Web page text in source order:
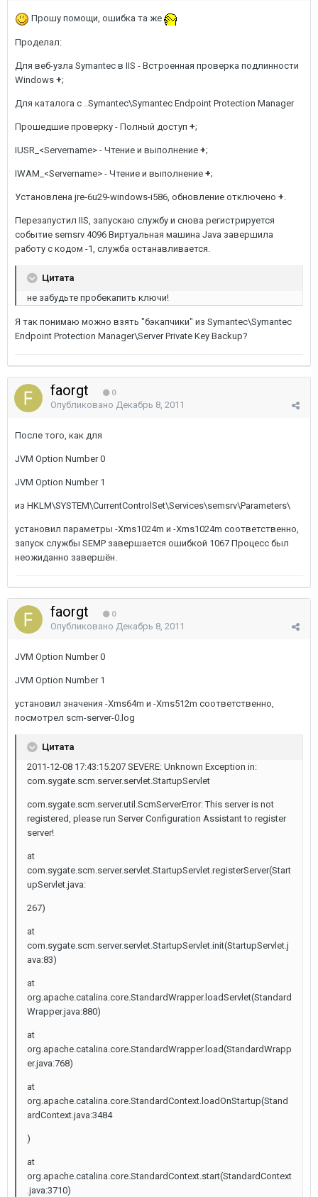
Прошу помощи, ошибка та же
Проделал:
Для веб-узла Symantec в IIS - Встроенная проверка подлинности
Windows +;
Для каталога с ..Symantec\Symantec Endpoint Protection Manager
Прошедшие проверку - Полный доступ +;
IUSR_<Servername> - Чтение и выполнение +;
IWAM_<Servername> - Чтение и выполнение +;
Установлена jre-6u29-windows-i586, обновление отключено +
Перезапустил IIS, запускаю службу и снова регистрируется
событие semsrv 4096 Виртуальная машина Java завершила
работу с кодом -1, служба останавливается.
Цитата
не забудьте пробекапить ключи!
Я так понимаю можно взять "бэкапчики" из Symantec\Symantec
Endpoint Protection Manager\Server Private Key Backup?
faorgt 0
Опубликовано Декабрь 8, 2011
После того, как для
JVM Option Number 0
JVM Option Number 1
из HKLM\SYSTEM\CurrentControlSet\Services\semsrv\Parameters\
установил параметры -Xms1024m и -Xms1024m соответственно,
запуск службы SEMP завершается ошибкой 1067 Процесс был
неожиданно завершён.
faorgt 0
Опубликовано Декабрь 8, 2011
JVM Option Number 0
JVM Option Number 1
установил значения -Xms64m и -Xms512m соответственно,
посмотрел scm-server-0.log
Цитата
2011-12-08 17:43:15.207 SEVERE: Unknown Exception in:
com.sygate.scm.server.servlet.StartupServlet
com.sygate.scm.server.util.ScmServerError: This server is not
registered, please run Server Configuration Assistant to register
server!
at
com.sygate.scm.server.servlet.StartupServlet.registerServer(Start
upServlet.java:
267)
at
com.sygate.scm.server.servlet.StartupServlet.init(StartupServlet.j
ava:83)
at
org.apache.catalina.core.StandardWrapper.loadServlet(Standard
Wrapper.java:880)
at
org.apache.catalina.core.StandardWrapper.load(StandardWrapp
er.java:768)
at
org.apache.catalina.core.StandardContext.loadOnStartup(Stand
ardContext.java:3484
)
at
org.apache.catalina.core.StandardContext.start(StandardContext
.java:3710)